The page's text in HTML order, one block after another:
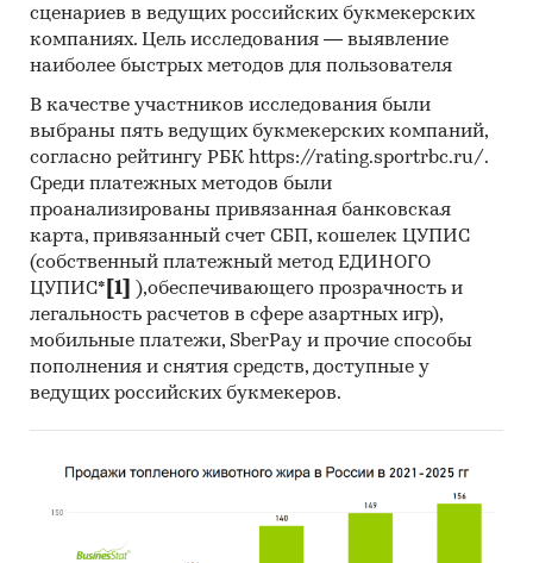
сценариев в ведущих российских букмекерских
компаниях. Цель исследования — выявление
наиболее быстрых методов для пользователя
В качестве участников исследования были
выбраны пять ведущих букмекерских компаний,
согласно рейтингу РБК https://rating.sportrbc.ru/.
Среди платежных методов были
проанализированы привязанная банковская
карта, привязанный счет СБП, кошелек ЦУПИС
(собственный платежный метод ЕДИНОГО
ЦУПИС* [1]
),обеспечивающего прозрачность и
легальность расчетов в сфере азартных игр),
мобильные платежи, SberPay и прочие способы
пополнения и снятия средств, доступные у
ведущих российских букмекеров.